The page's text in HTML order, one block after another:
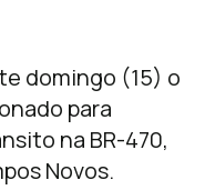
domingo (15) o
para
na BR-470,
Novos.